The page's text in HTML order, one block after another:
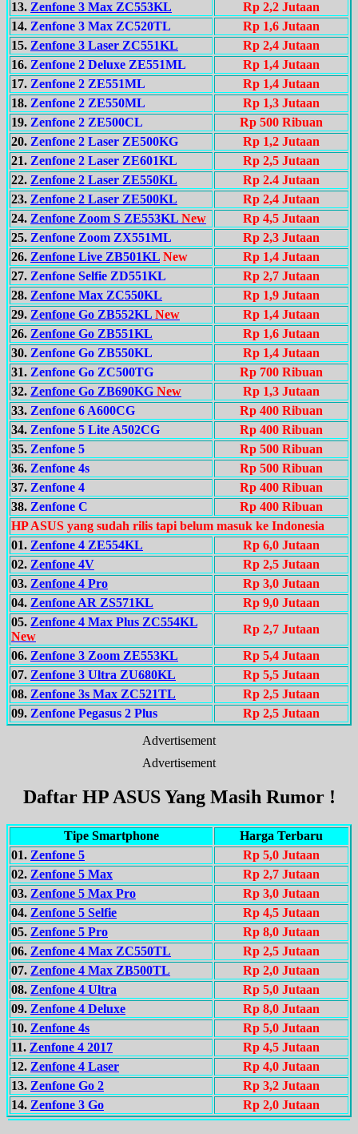
13. Zenfone 3 Max ZC553KL
Rp 2,2 Jutaan
14. Zenfone 3 Max ZC520TL
Rp 1,6 Jutaan
15. Zenfone 3 Laser ZC551KL
Rp 2,4 Jutaan
16. Zenfone 2 Deluxe ZE551ML
Rp 1,4 Jutaan
17. Zenfone 2 ZE551ML
Rp 1,4 Jutaan
18. Zenfone 2 ZE550ML
Rp 1,3 Jutaan
19. Zenfone 2 ZE500CL
Rp 500 Ribuan
20. Zenfone 2 Laser ZE500KG
Rp 1,2 Jutaan
21. Zenfone 2 Laser ZE601KL
Rp 2,5 Jutaan
22. Zenfone 2 Laser ZE550KL
Rp 2.4 Jutaan
23. Zenfone 2 Laser ZE500KL
Rp 2,4 Jutaan
24. Zenfone Zoom S ZE553KL New
Rp 4,5 Jutaan
25. Zenfone Zoom ZX551ML
Rp 2,3 Jutaan
26. Zenfone Live ZB501KL New
Rp 1,4 Jutaan
27. Zenfone Selfie ZD551KL
Rp 2,7 Jutaan
28. Zenfone Max ZC550KL
Rp 1,9 Jutaan
29. Zenfone Go ZB552KL New
Rp 1,4 Jutaan
26. Zenfone Go ZB551KL
Rp 1,6 Jutaan
30. Zenfone Go ZB550KL
Rp 1,4 Jutaan
31. Zenfone Go ZC500TG
Rp 700 Ribuan
32. Zenfone Go ZB690KG New
Rp 1,3 Jutaan
33. Zenfone 6 A600CG
Rp 400 Ribuan
34. Zenfone 5 Lite A502CG
Rp 400 Ribuan
35. Zenfone 5
Rp 500 Ribuan
36. Zenfone 4s
Rp 500 Ribuan
37. Zenfone 4
Rp 400 Ribuan
38. Zenfone C
Rp 400 Ribuan
HP ASUS yang sudah rilis tapi belum masuk ke Indonesia
01. Zenfone 4 ZE554KL
Rp 6,0 Jutaan
02. Zenfone 4V
Rp 2,5 Jutaan
03. Zenfone 4 Pro
Rp 3,0 Jutaan
04. Zenfone AR ZS571KL
Rp 9,0 Jutaan
05. Zenfone 4 Max Plus ZC554KL
New
Rp 2,7 Jutaan
06. Zenfone 3 Zoom ZE553KL
Rp 5,4 Jutaan
07. Zenfone 3 Ultra ZU680KL
Rp 5,5 Jutaan
08. Zenfone 3s Max ZC521TL
Rp 2,5 Jutaan
09. Zenfone Pegasus 2 Plus
Rp 2,5 Jutaan
Advertisement
Advertisement
Daftar HP ASUS Yang Masih Rumor !
Tipe Smartphone
Harga Terbaru
01. Zenfone 5
Rp 5,0 Jutaan
02. Zenfone 5 Max
Rp 2,7 Jutaan
03. Zenfone 5 Max Pro
Rp 3,0 Jutaan
04. Zenfone 5 Selfie
Rp 4,5 Jutaan
05. Zenfone 5 Pro
Rp 8,0 Jutaan
06. Zenfone 4 Max ZC550TL
Rp 2,5 Jutaan
07. Zenfone 4 Max ZB500TL
Rp 2,0 Jutaan
08. Zenfone 4 Ultra
Rp 5,0 Jutaan
09. Zenfone 4 Deluxe
Rp 8,0 Jutaan
10. Zenfone 4s
Rp 5,0 Jutaan
11. Zenfone 4 2017
Rp 4,5 Jutaan
12. Zenfone 4 Laser
Rp 4,0 Jutaan
13. Zenfone Go 2
Rp 3,2 Jutaan
14. Zenfone 3 Go Rp 2,0 Jutaan